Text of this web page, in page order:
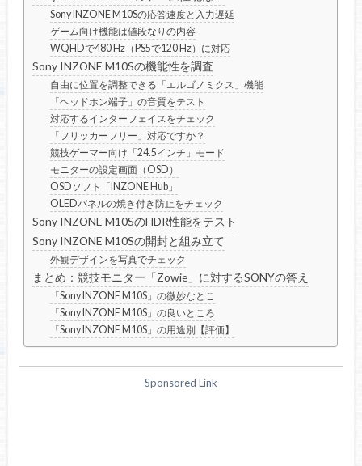
Sony INZONE M10Sの応答速度と入力遅延
ゲーム向け機能は値段なりの内容
WQHDで480 Hz（PS5で120 Hz）に対応
Sony INZONE M10Sの機能性を調査
自由に位置を調整できる「エルゴノミクス」機能
「ヘッドホン端子」の音質をテスト
対応するインターフェイスをチェック
「フリッカーフリー」対応ですか？
競技ゲーマー向け「24.5インチ」モード
モニターの設定画面（OSD）
OSDソフト「INZONE Hub」
OLEDパネルの焼き付き防止をチェック
Sony INZONE M10SのHDR性能をテスト
Sony INZONE M10Sの開封と組み立て
外観デザインを写真でチェック
まとめ：競技モニター「Zowie」に対するSONYの答え
「Sony INZONE M10S」の微妙なとこ
「Sony INZONE M10S」の良いところ
「Sony INZONE M10S」の用途別【評価】
Sponsored Link